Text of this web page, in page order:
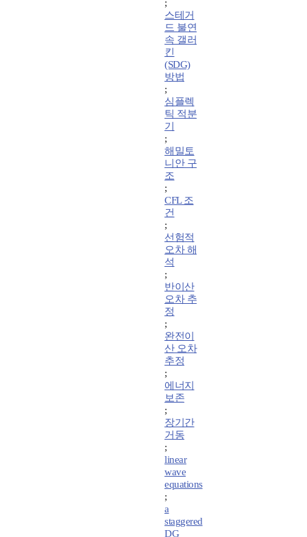
;
스테거
드 불연
속 갤러
킨
(SDG)
방법
;
심플렉
틱 적분
기
;
해밀토
니안 구
조
;
CFL 조
건
;
선험적
오차 해
석
;
반이산
오차 추
정
;
완전이
산 오차
추정
;
에너지
보존
;
장기간
거동
;
linear
wave
equations
;
a
staggered
DG